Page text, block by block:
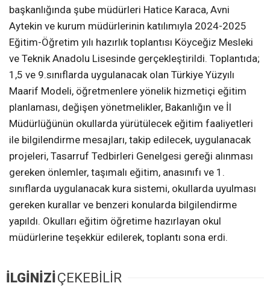
başkanlığında şube müdürleri Hatice Karaca, Avni
Aytekin ve kurum müdürlerinin katılımıyla 2024-2025
Eğitim-Öğretim yılı hazırlık toplantısı Köyceğiz Mesleki
ve Teknik Anadolu Lisesinde gerçekleştirildi. Toplantıda;
1,5 ve 9.sınıflarda uygulanacak olan Türkiye Yüzyılı
Maarif Modeli, öğretmenlere yönelik hizmetiçi eğitim
planlaması, değişen yönetmelikler, Bakanlığın ve İl
Müdürlüğünün okullarda yürütülecek eğitim faaliyetleri
ile bilgilendirme mesajları, takip edilecek, uygulanacak
projeleri, Tasarruf Tedbirleri Genelgesi gereği alınması
gereken önlemler, taşımalı eğitim, anasınıfı ve 1.
sınıflarda uygulanacak kura sistemi, okullarda uyulması
gereken kurallar ve benzeri konularda bilgilendirme
yapıldı. Okulları eğitim öğretime hazırlayan okul
müdürlerine teşekkür edilerek, toplantı sona erdi.
İLGİNİZİÇEKEBİLİR